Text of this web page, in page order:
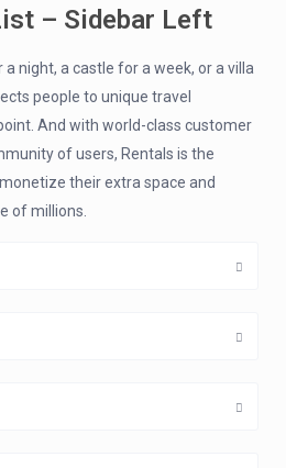
Chalet
View more
– Sidebar Left
night, a castle for a week, or a villa
people to unique travel
And with world-class customer
of users, Rentals is the
their extra space and
of millions.